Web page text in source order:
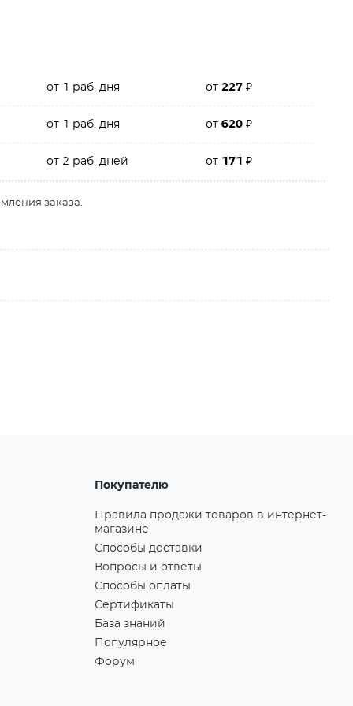
от 1 раб. дня от227₽
от 1 раб. дня от620₽
от 2 раб. дней от 171₽
заказа.
Покупателю
Правила продажи товаров в интернет-
магазине
Способы доставки
Вопросы и ответы
Способы оплаты
Сертификаты
База знаний
Популярное
Форум